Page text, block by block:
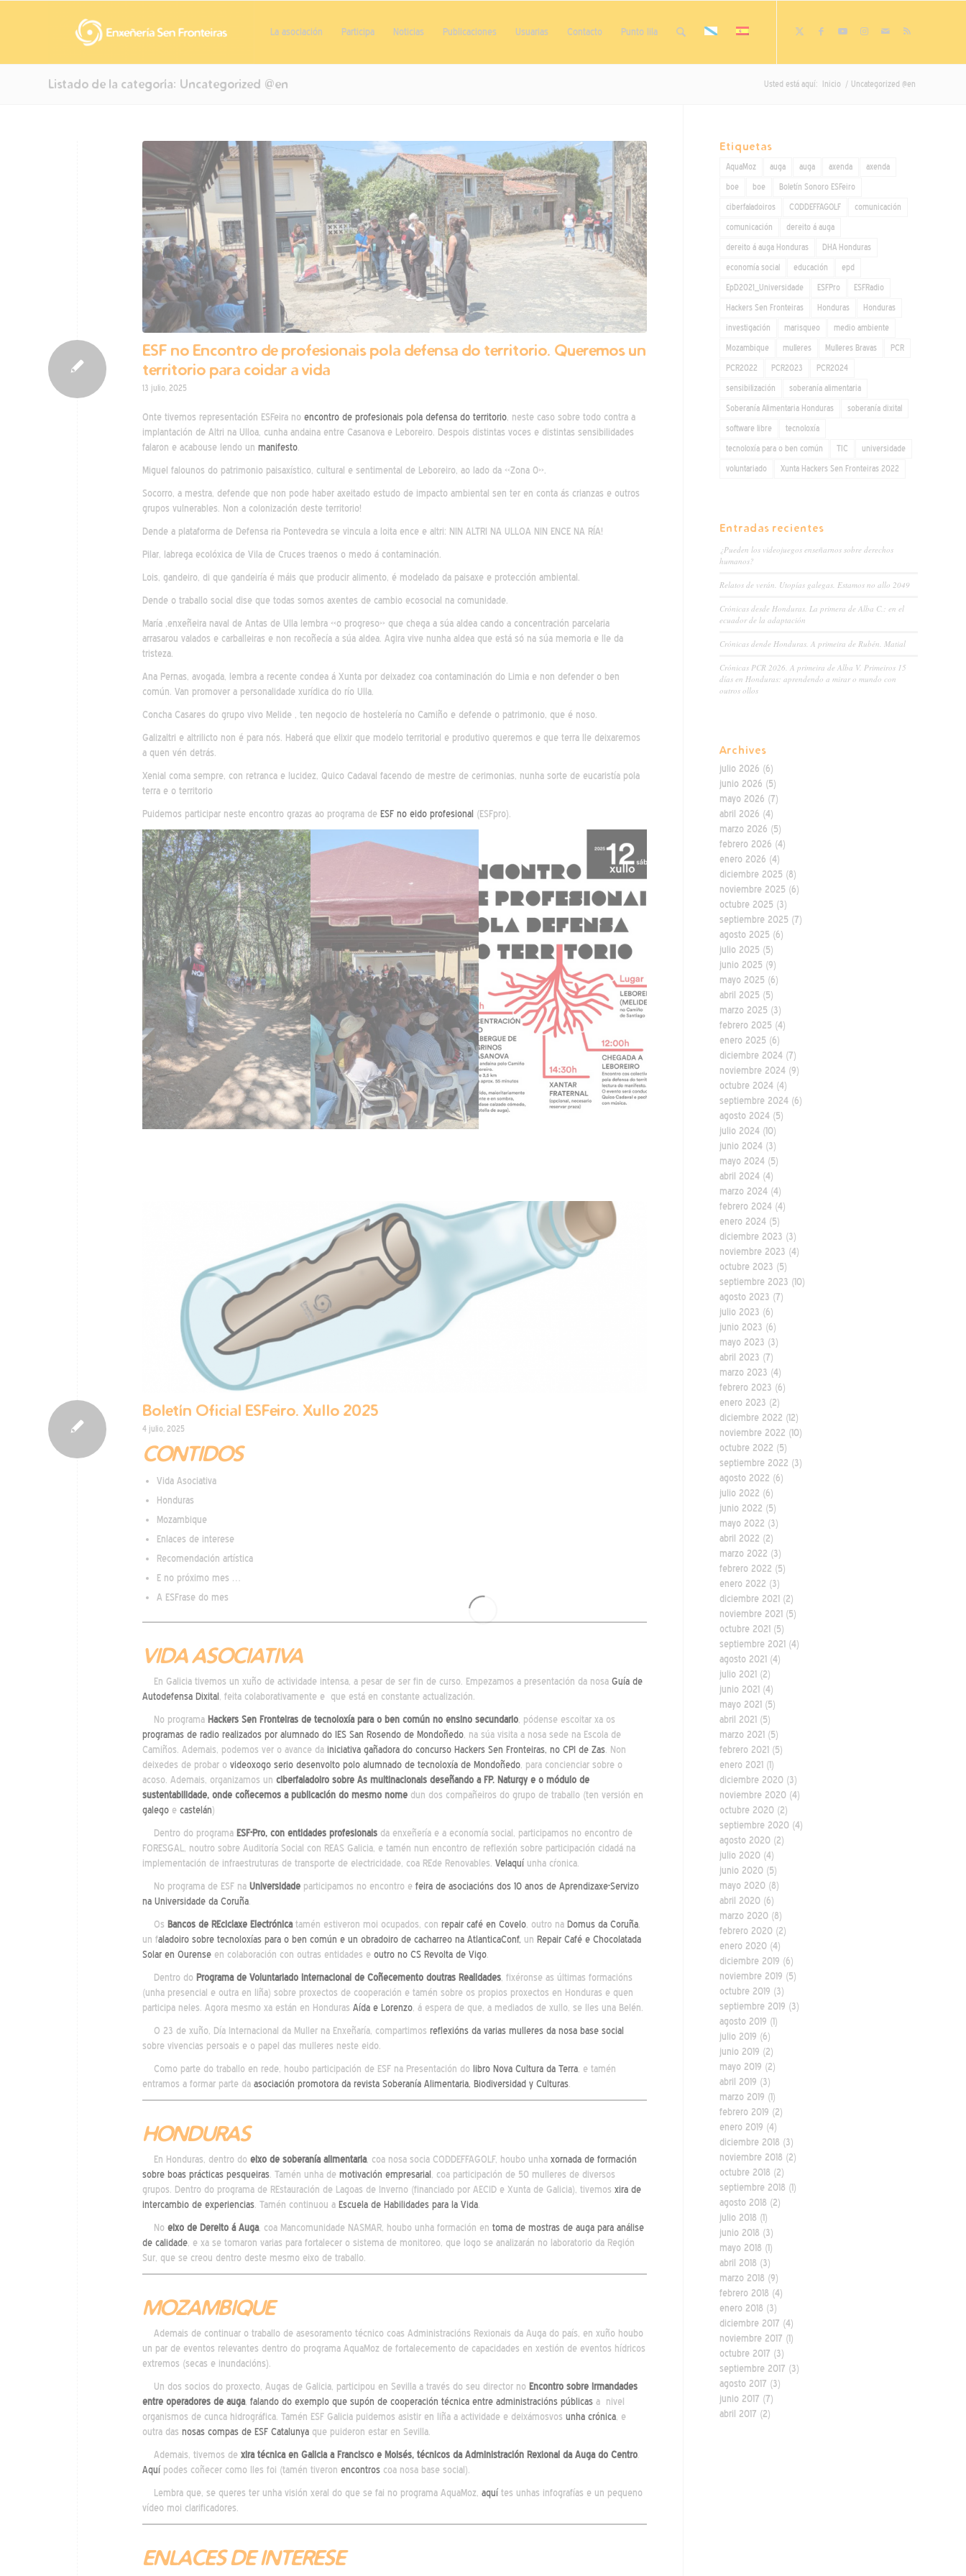
La asociación Participa Noticias Publicaciones Usuarias Contacto Punto lila
Listado de la categoría: Uncategorized @en Usted está aquí: Inicio / Uncategorized @en
ESF no Encontro de profesionais pola defensa do territorio. Queremos un
territorio para coidar a vida
13 julio, 2025
Onte tivemos representación ESFeira no encontro de profesionais pola defensa do territorio, neste caso sobre todo contra a
implantación de Altri na Ulloa, cunha andaina entre Casanova e Leboreiro. Despois distintas voces e distintas sensibilidades
falaron e acabouse lendo un manifesto.
Miguel falounos do patrimonio paisaxístico, cultural e sentimental de Leboreiro, ao lado da «Zona 0».
Socorro, a mestra, defende que non pode haber axeitado estudo de impacto ambiental sen ter en conta ás crianzas e outros
grupos vulnerables. Non a colonización deste territorio!
Dende a plataforma de Defensa ria Pontevedra se vincula a loita ence e altri: NIN ALTRI NA ULLOA NIN ENCE NA RÍA!
Pilar, labrega ecolóxica de Vila de Cruces traenos o medo á contaminación.
Lois, gandeiro, di que gandeiría é máis que producir alimento, é modelado da paisaxe e protección ambiental.
Dende o traballo social dise que todas somos axentes de cambio ecosocial na comunidade.
María ,enxeñeira naval de Antas de Ulla lembra «o progreso» que chega a súa aldea cando a concentración parcelaria
arrasarou valados e carballeiras e non recoñecía a súa aldea. Agira vive nunha aldea que está só na súa memoria e lle da
tristeza.
Ana Pernas, avogada, lembra a recente condea á Xunta por deixadez coa contaminación do Limia e non defender o ben
común. Van promover a personalidade xurídica do río Ulla.
Concha Casares do grupo vivo Melide , ten negocio de hostelería no Camiño e defende o patrimonio, que é noso.
Galizaltri e altrilicto non é para nós. Haberá que elixir que modelo territorial e produtivo queremos e que terra lle deixaremos
a quen vén detrás.
Xenial coma sempre, con retranca e lucidez, Quico Cadaval facendo de mestre de cerimonias, nunha sorte de eucaristía pola
terra e o territorio
Puidemos participar neste encontro grazas ao programa de ESF no eido profesional (ESFpro).
Boletín Oficial ESFeiro. Xullo 2025
4 julio, 2025
CONTIDOS
Vida Asociativa
Honduras
Mozambique
Enlaces de interese
Recomendación artística
E no próximo mes …
A ESFrase do mes
VIDA ASOCIATIVA
En Galicia tivemos un xuño de actividade intensa, a pesar de ser fin de curso. Empezamos a presentación da nosa Guía de
Autodefensa Dixital, feita colaborativamente e que está en constante actualización.
No programa Hackers Sen Fronteiras de tecnoloxía para o ben común no ensino secundario, pódense escoitar xa os
programas de radio realizados por alumnado do IES San Rosendo de Mondoñedo, na súa visita a nosa sede na Escola de
Camiños. Ademais, podemos ver o avance da iniciativa gañadora do concurso Hackers Sen Fronteiras, no CPI de Zas. Non
deixedes de probar o videoxogo serio desenvolto polo alumnado de tecnoloxía de Mondoñedo, para concienciar sobre o
acoso. Ademais, organizamos un ciberfaladoiro sobre As multinacionais deseñando a FP. Naturgy e o módulo de
sustentabilidade, onde coñecemos a publicación do mesmo nome dun dos compañeiros do grupo de traballo (ten versión en
galego e castelán)
Dentro do programa ESF-Pro, con entidades profesionais da enxeñería e a economía social, participamos no encontro de
FORESGAL, noutro sobre Auditoría Social con REAS Galicia, e tamén nun encontro de reflexión sobre participación cidadá na
implementación de infraestruturas de transporte de electricidade, coa REde Renovables. Velaquí unha cŕonica.
No programa de ESF na Universidade participamos no encontro e feira de asociacións dos 10 anos de Aprendizaxe-Servizo
na Universidade da Coruña.
Os Bancos de REciclaxe Electrónicatamén estiveron moi ocupados, con repair café en Covelo, outro na Domus da Coruña,
un faladoiro sobre tecnoloxías para o ben común e un obradoiro de cacharreo na AtlanticaConf, un Repair Café e Chocolatada
Solar en Ourense en colaboración con outras entidades e outro no CS Revolta de Vigo.
Dentro do Programa de Voluntariado Internacional de Coñecemento doutras Realidades, fixéronse as últimas formacións
(unha presencial e outra en liña) sobre proxectos de cooperación e tamén sobre os propios proxectos en Honduras e quen
participa neles. Agora mesmo xa están en Honduras Aída e Lorenzo, á espera de que, a mediados de xullo, se lles una Belén.
O 23 de xuño, Día Internacional da Muller na Enxeñaría, compartimos reflexións da varias mulleres da nosa base social
sobre vivencias persoais e o papel das mulleres neste eido.
Como parte do traballo en rede, houbo participación de ESF na Presentación do libro Nova Cultura da Terra, e tamén
entramos a formar parte da asociación promotora da revista Soberanía Alimentaria, Biodiversidad y Culturas.
HONDURAS
En Honduras, dentro do eixo de soberanía alimentaria, coa nosa socia CODDEFFAGOLF, houbo unha xornada de formación
sobre boas prácticas pesqueiras. Tamén unha de motivación empresarial , coa participación de 50 mulleres de diversos
grupos. Dentro do programa de REstauración de Lagoas de Inverno (financiado por AECID e Xunta de Galicia), tivemos xira de
intercambio de experiencias. Tamén continuou a Escuela de Habilidades para la Vida.
No eixo de Dereito á Auga, coa Mancomunidade NASMAR, houbo unha formación en toma de mostras de auga para análise
de calidade, e xa se tomaron varias para fortalecer o sistema de monitoreo, que logo se analizarán no laboratorio da Región
Sur, que se creou dentro deste mesmo eixo de traballo.
MOZAMBIQUE
Ademais de continuar o traballo de asesoramento técnico coas Administracións Rexionais da Auga do país, en xuño houbo
un par de eventos relevantes dentro do programa AquaMoz de fortalecemento de capacidades en xestión de eventos hídricos
extremos (secas e inundacións).
Un dos socios do proxecto, Augas de Galicia, participou en Sevilla a través do seu director no Encontro sobre irmandades
entre operadores de auga, falando do exemplo que supón de cooperación técnica entre administracións públicas a nivel
organismos de cunca hidrográfica. Tamén ESF Galicia puidemos asistir en liña a actividade e deixámosvos unha crónica, e
outra das nosas compas de ESF Catalunya que puideron estar en Sevilla.
Ademais, tivemos de xira técnica en Galicia a Francisco e Moisés, técnicos da Administración Rexional da Auga do Centro.
Aquí podes coñecer como lles foi (tamén tiveron encontros coa nosa base social).
Lembra que, se queres ter unha visión xeral do que se fai no programa AquaMoz, aquí tes unhas infografías e un pequeno
vídeo moi clarificadores.
ENLACES DE INTERESE
Etiquetas
AquaMoz auga auga axenda
axenda
boe
boe
Boletín Sonoro ESFeiro
ciberfaladoiros
CODDEFFAGOLF
comunicación
comunicación
dereito á auga
dereito á auga Honduras
DHA Honduras
economía social
educación
epd
EpD2021_Universidade
ESFPro
ESFRadio
Hackers Sen Fronteiras
Honduras
Honduras
investigación
marisqueo
medio ambiente
Mozambique
mulleres Mulleres Bravas
PCR
PCR2022
PCR2023
PCR2024
sensibilización
soberanía alimentaria
Soberanía Alimentaria Honduras
soberanía dixital
software libre
tecnoloxía
tecnoloxía para o ben común
TIC
universidade
voluntariado
Xunta Hackers Sen Fronteiras 2022
Entradas recientes
¿Pueden los videojuegos enseñarnos sobre derechos
humanos?
Relatos de verán. Utopías galegas. Estamos no allo 2049
Crónicas desde Honduras. La primera de Alba C.: en el
ecuador de la adaptación
Crónicas dende Honduras. A primeira de Rubén. Matial
Crónicas PCR 2026. A primeira de Alba V. Primeiros 15
días en Honduras: aprendendo a mirar o mundo con
outros ollos
Archives
julio 2026 (6)
junio 2026 (5)
mayo 2026 (7)
abril 2026 (4)
marzo 2026 (5)
febrero 2026 (4)
enero 2026 (4)
diciembre 2025 (8)
noviembre 2025 (6)
octubre 2025 (3)
septiembre 2025 (7)
agosto 2025 (6)
julio 2025 (5)
junio 2025 (9)
mayo 2025 (6)
abril 2025 (5)
marzo 2025 (3)
febrero 2025 (4)
enero 2025 (6)
diciembre 2024 (7)
noviembre 2024 (9)
octubre 2024 (4)
septiembre 2024 (6)
agosto 2024 (5)
julio 2024 (10)
junio 2024 (3)
mayo 2024 (5)
abril 2024 (4)
marzo 2024 (4)
febrero 2024 (4)
enero 2024 (5)
diciembre 2023 (3)
noviembre 2023 (4)
octubre 2023 (5)
septiembre 2023 (10)
agosto 2023 (7)
julio 2023 (6)
junio 2023 (6)
mayo 2023 (3)
abril 2023 (7)
marzo 2023 (4)
febrero 2023 (6)
enero 2023 (2)
diciembre 2022 (12)
noviembre 2022 (10)
octubre 2022 (5)
septiembre 2022 (3)
agosto 2022 (6)
julio 2022 (6)
junio 2022 (5)
mayo 2022 (3)
abril 2022 (2)
marzo 2022 (3)
febrero 2022 (5)
enero 2022 (3)
diciembre 2021 (2)
noviembre 2021 (5)
octubre 2021 (5)
septiembre 2021 (4)
agosto 2021 (4)
julio 2021 (2)
junio 2021 (4)
mayo 2021 (5)
abril 2021 (5)
marzo 2021 (5)
febrero 2021 (5)
enero 2021 (1)
diciembre 2020 (3)
noviembre 2020 (4)
octubre 2020 (2)
septiembre 2020 (4)
agosto 2020 (2)
julio 2020 (4)
junio 2020 (5)
mayo 2020 (8)
abril 2020 (6)
marzo 2020 (8)
febrero 2020 (2)
enero 2020 (4)
diciembre 2019 (6)
noviembre 2019 (5)
octubre 2019 (3)
septiembre 2019 (3)
agosto 2019 (1)
julio 2019 (6)
junio 2019 (2)
mayo 2019 (2)
abril 2019 (3)
marzo 2019 (1)
febrero 2019 (2)
enero 2019 (4)
diciembre 2018 (3)
noviembre 2018 (2)
octubre 2018 (2)
septiembre 2018 (1)
agosto 2018 (2)
julio 2018 (1)
junio 2018 (3)
mayo 2018 (1)
abril 2018 (3)
marzo 2018 (9)
febrero 2018 (4)
enero 2018 (3)
diciembre 2017 (4)
noviembre 2017 (1)
octubre 2017 (3)
septiembre 2017 (3)
agosto 2017 (3)
junio 2017 (7)
abril 2017 (2)